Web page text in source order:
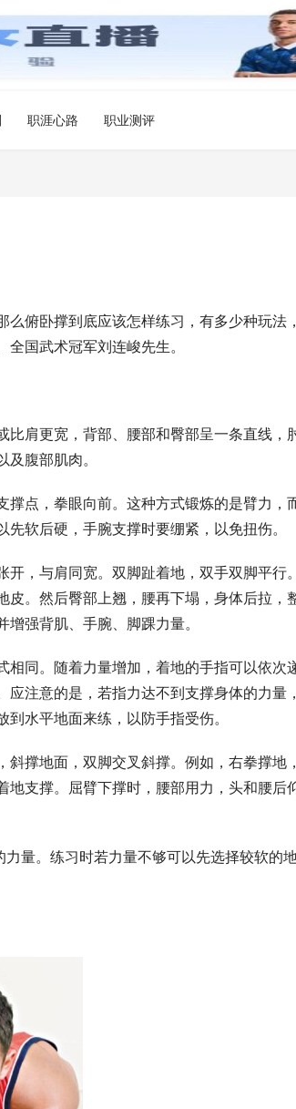
职涯心路 职业测评
俯卧撑到底应该怎样练习，有多少种玩法
国武术冠军刘连峻先生。
肩更宽，背部、腰部和臀部呈一条直线，
腹部肌肉。
点，拳眼向前。这种方式锻炼的是臂力，
软后硬，手腕支撑时要绷紧，以免扭伤。
，与肩同宽。双脚趾着地，双手双脚平行
皮。然后臀部上翘，腰再下塌，身体后拉，
强背肌、手腕、脚踝力量。
同。随着力量增加，着地的手指可以依次
注意的是，若指力达不到支撑身体的力量
水平地面来练，以防手指受伤。
撑地面，双脚交叉斜撑。例如，右拳撑地
支撑。屈臂下撑时，腰部用力，头和腰后
量。练习时若力量不够可以先选择较软的